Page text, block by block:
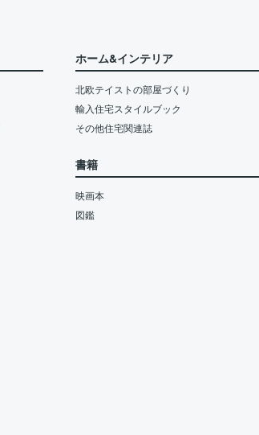
ホーム&インテリア
北欧テイストの部屋づくり
輸入住宅スタイルブック
その他住宅関連誌
書籍
映画本
図鑑